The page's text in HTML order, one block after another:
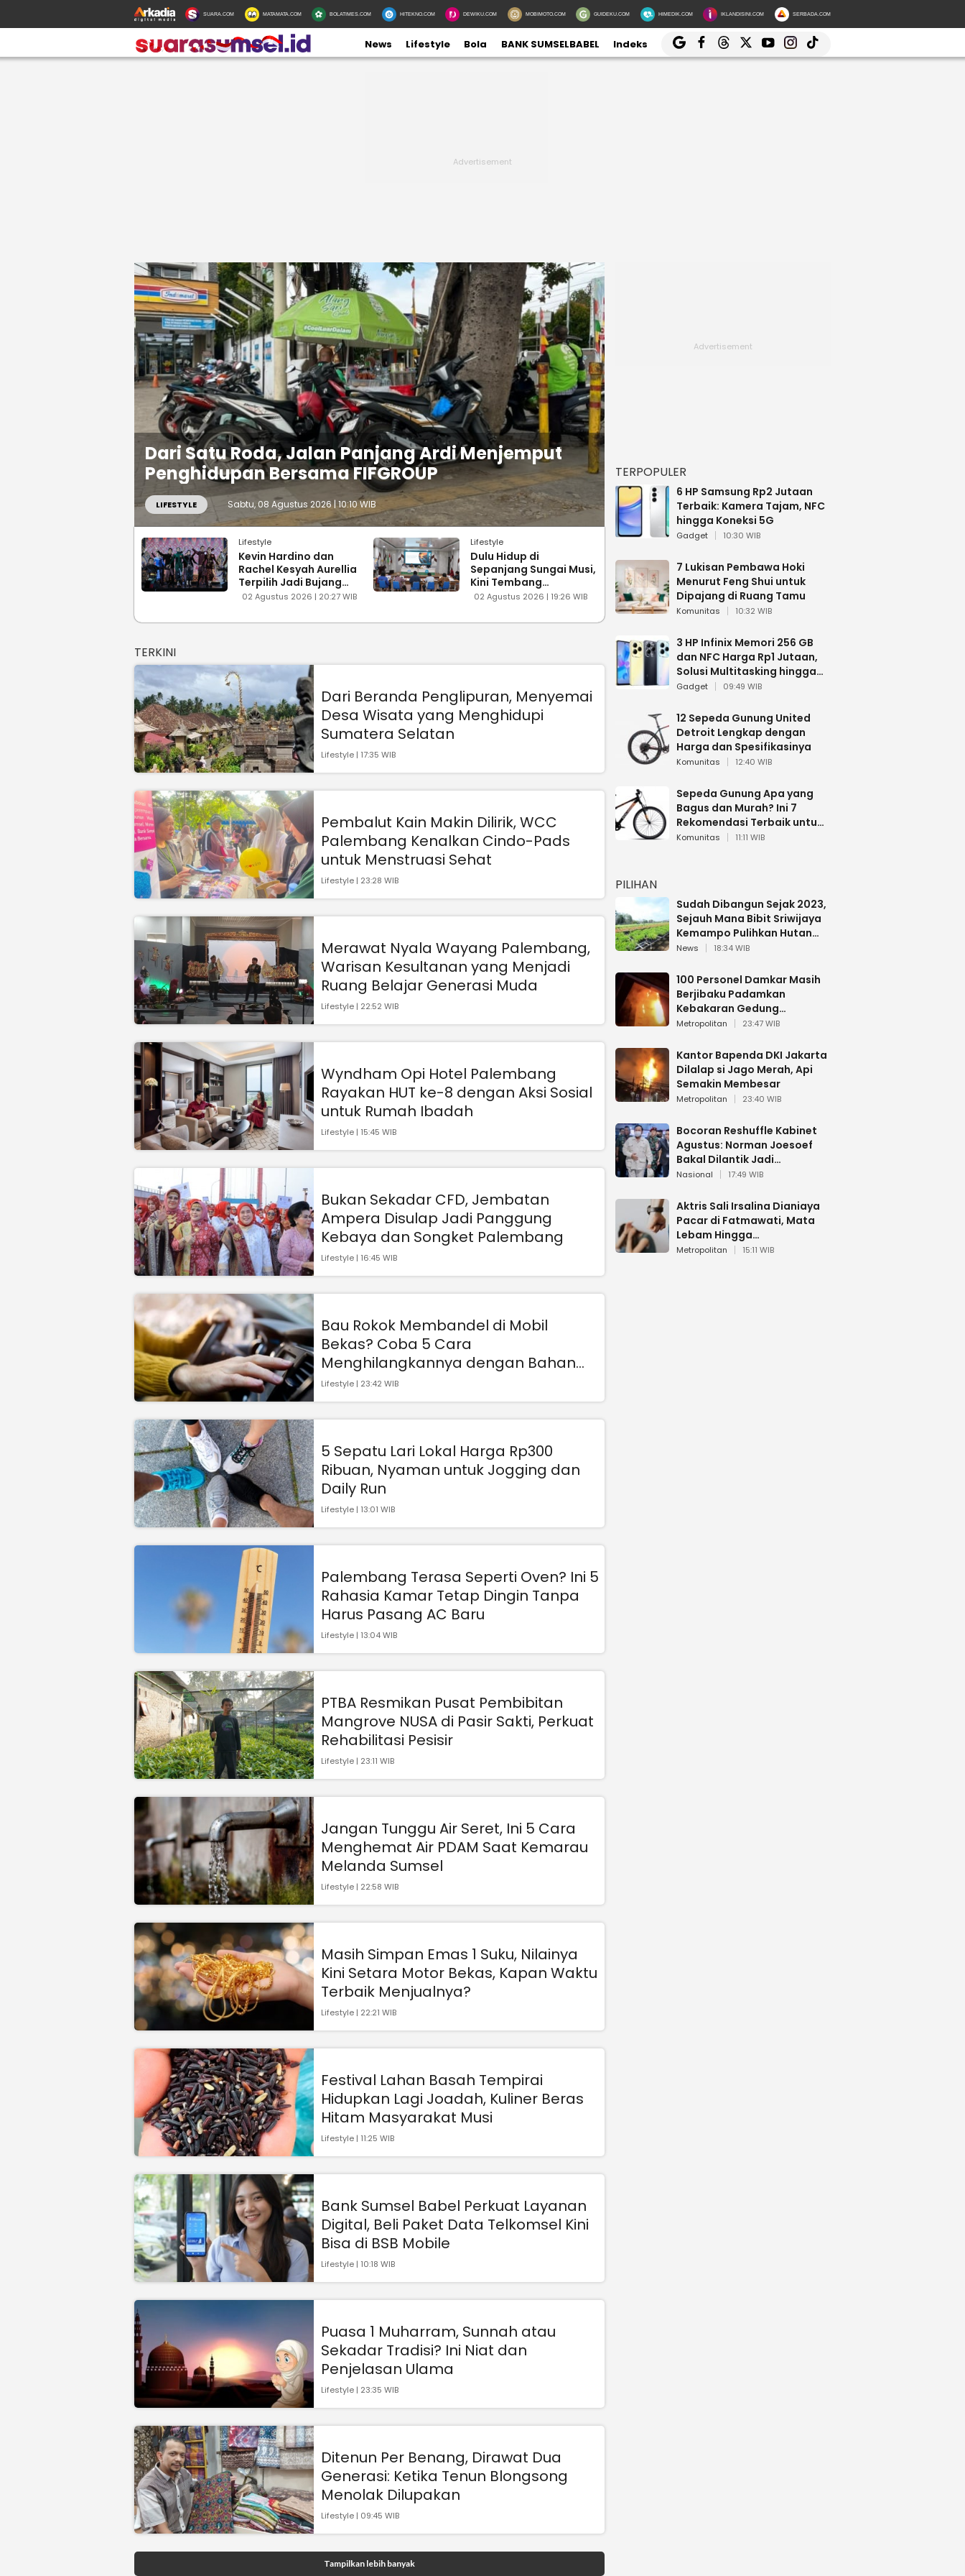
SUARA.COM MATAMATA.COM BOLATIMES.COM HITEKNO.COM DEWIKU.COM MOBIMOTO.COM GUIDEKU.COM HIMEDIK.COM IKLANDISINI.COM SERBADA.COM
News Lifestyle Bola BANK SUMSELBABEL Indeks
LIFESTYLE
Dari Satu Roda, Jalan Panjang Ardi Menjemput
Penghidupan Bersama FIFGROUP
Sabtu, 08 Agustus 2026 | 10:10 WIB
Lifestyle
Kevin Hardino dan
Rachel Kesyah Aurellia
Terpilih Jadi Bujang
Gadis Palembang 2026
02 Agustus 2026 | 20:27 WIB
Lifestyle
Dulu Hidup di
Sepanjang Sungai Musi,
Kini Tembang
Batanghari Sembilan
02 Agustus 2026 | 19:26 WIB
TERKINI
Dari Beranda Penglipuran, Menyemai
Desa Wisata yang Menghidupi
Sumatera Selatan
Lifestyle | 17:35 WIB
Pembalut Kain Makin Dilirik, WCC
Palembang Kenalkan Cindo-Pads
untuk Menstruasi Sehat
Lifestyle | 23:28 WIB
Merawat Nyala Wayang Palembang,
Warisan Kesultanan yang Menjadi
Ruang Belajar Generasi Muda
Lifestyle | 22:52 WIB
Wyndham Opi Hotel Palembang
Rayakan HUT ke-8 dengan Aksi Sosial
untuk Rumah Ibadah
Lifestyle | 15:45 WIB
Bukan Sekadar CFD, Jembatan
Ampera Disulap Jadi Panggung
Kebaya dan Songket Palembang
Lifestyle | 16:45 WIB
Bau Rokok Membandel di Mobil
Bekas? Coba 5 Cara
Menghilangkannya dengan Bahan
Alami
Lifestyle | 23:42 WIB
5 Sepatu Lari Lokal Harga Rp300
Ribuan, Nyaman untuk Jogging dan
Daily Run
Lifestyle | 13:01 WIB
Palembang Terasa Seperti Oven? Ini 5
Rahasia Kamar Tetap Dingin Tanpa
Harus Pasang AC Baru
Lifestyle | 13:04 WIB
PTBA Resmikan Pusat Pembibitan
Mangrove NUSA di Pasir Sakti, Perkuat
Rehabilitasi Pesisir
Lifestyle | 23:11 WIB
Jangan Tunggu Air Seret, Ini 5 Cara
Menghemat Air PDAM Saat Kemarau
Melanda Sumsel
Lifestyle | 22:58 WIB
Masih Simpan Emas 1 Suku, Nilainya
Kini Setara Motor Bekas, Kapan Waktu
Terbaik Menjualnya?
Lifestyle | 22:21 WIB
Festival Lahan Basah Tempirai
Hidupkan Lagi Joadah, Kuliner Beras
Hitam Masyarakat Musi
Lifestyle | 11:25 WIB
Bank Sumsel Babel Perkuat Layanan
Digital, Beli Paket Data Telkomsel Kini
Bisa di BSB Mobile
Lifestyle | 10:18 WIB
Puasa 1 Muharram, Sunnah atau
Sekadar Tradisi? Ini Niat dan
Penjelasan Ulama
Lifestyle | 23:35 WIB
Ditenun Per Benang, Dirawat Dua
Generasi: Ketika Tenun Blongsong
Menolak Dilupakan
Lifestyle | 09:45 WIB
Tampilkan lebih banyak
TERPOPULER
6 HP Samsung Rp2 Jutaan
Terbaik: Kamera Tajam, NFC
hingga Koneksi 5G
Gadget 10:30 WIB
7 Lukisan Pembawa Hoki
Menurut Feng Shui untuk
Dipajang di Ruang Tamu
Komunitas 10:32 WIB
3 HP Infinix Memori 256 GB
dan NFC Harga Rp1 Jutaan,
Solusi Multitasking hingga
Gaming
Gadget 09:49 WIB
12 Sepeda Gunung United
Detroit Lengkap dengan
Harga dan Spesifikasinya
Komunitas 12:40 WIB
Sepeda Gunung Apa yang
Bagus dan Murah? Ini 7
Rekomendasi Terbaik untuk
Pemula
Komunitas 11:11 WIB
PILIHAN
Sudah Dibangun Sejak 2023,
Sejauh Mana Bibit Sriwijaya
Kemampo Pulihkan Hutan
Sumsel?
News 18:34 WIB
100 Personel Damkar Masih
Berjibaku Padamkan
Kebakaran Gedung
Bapenda DKI
Metropolitan 23:47 WIB
Kantor Bapenda DKI Jakarta
Dilalap si Jago Merah, Api
Semakin Membesar
Metropolitan 23:40 WIB
Bocoran Reshuffle Kabinet
Agustus: Norman Joesoef
Bakal Dilantik Jadi
Wamenhan RI
Nasional 17:49 WIB
Aktris Sali Irsalina Dianiaya
Pacar di Fatmawati, Mata
Lebam Hingga
Diselamatkan Polantas
Metropolitan 15:11 WIB